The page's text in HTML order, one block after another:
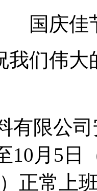
国庆佳
我们伟大
有限公
10月5日
）正常上